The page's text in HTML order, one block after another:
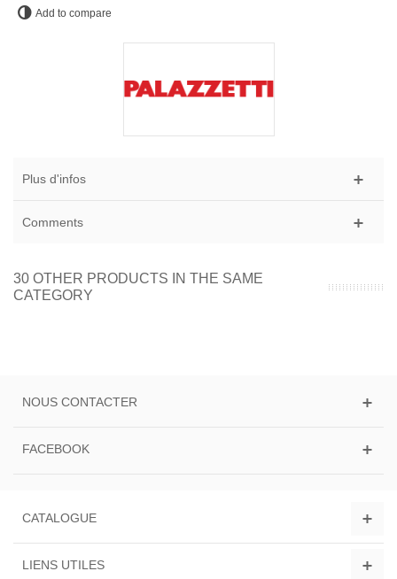
Add to compare
Plus d'infos
Comments
30 OTHER PRODUCTS IN THE SAME
CATEGORY
NOUS CONTACTER
FACEBOOK
CATALOGUE
LIENS UTILES